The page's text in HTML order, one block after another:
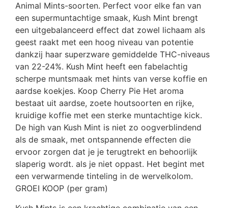
Animal Mints-soorten. Perfect voor elke fan van
een supermuntachtige smaak, Kush Mint brengt
een uitgebalanceerd effect dat zowel lichaam als
geest raakt met een hoog niveau van potentie
dankzij haar superzware gemiddelde THC-niveaus
van 22-24%. Kush Mint heeft een fabelachtig
scherpe muntsmaak met hints van verse koffie en
aardse koekjes. Koop Cherry Pie Het aroma
bestaat uit aardse, zoete houtsoorten en rijke,
kruidige koffie met een sterke muntachtige kick.
De high van Kush Mint is niet zo oogverblindend
als de smaak, met ontspannende effecten die
ervoor zorgen dat je je terugtrekt en behoorlijk
slaperig wordt. als je niet oppast. Het begint met
een verwarmende tinteling in de wervelkolom.
GROEI KOOP (per gram)